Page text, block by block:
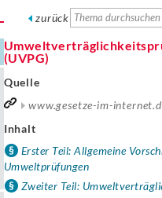
zurück
(UVPG)
Quelle
www.gesetze-im-
Inhalt
Erster Teil: Allgemeine
Umweltprüfungen
Zweiter Teil: